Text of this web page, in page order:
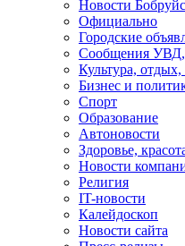
Новости
Официально
Городские
Сообщения
Культура, отдых,
Бизнес и
Спорт
Образование
Автоновости
Здоровье,
Новости
Религия
IT-новости
Калейдоскоп
Новости сайта